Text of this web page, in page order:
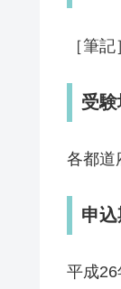
［筆
受
各都道
申
平成26